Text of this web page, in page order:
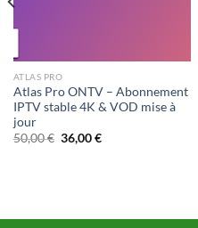
ATLAS PRO
Atlas Pro ONTV – Abonnement
IPTV stable 4K & VOD mise à
jour
50,00€ Le
prix
36,00€Le